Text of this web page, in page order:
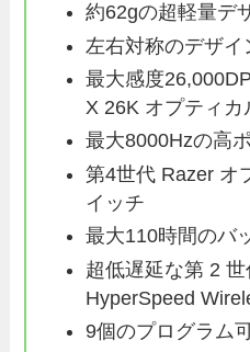
約62gの超軽量デ
左右対称のデザイ
最大感度
X 26K オプティカ
最大8000Hzの高
第4世代 Razer オ
イッチ
最大110時間のバ
超低遅延な第 2
HyperSpeed
9個のプログラム